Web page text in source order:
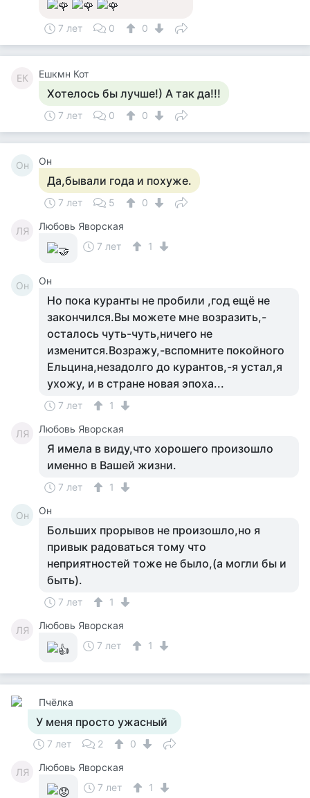
7 лет 0 0
ЕК Ешкмн Кот
Хотелось бы лучше!) А так да!!!
7 лет 0 0
Он Он
Да,бывали года и похуже.
7 лет 5 0
ЛЯ
Любовь Яворская
7 лет
1
Он Он
Но пока куранты не пробили ,год ещё не
закончился.Вы можете мне возразить,-
осталось чуть-чуть,ничего не
изменится.Возражу,-вспомните покойного
Ельцина,незадолго до курантов,-я устал,я
ухожу, и в стране новая эпоха...
7 лет 1
ЛЯ Любовь Яворская
Я имела в виду,что хорошего произошло
именно в Вашей жизни.
7 лет 1
Он Он
Больших прорывов не произошло,но я
привык радоваться тому что
неприятностей тоже не было,(а могли бы и
быть).
7 лет 1
ЛЯ
Любовь Яворская
7 лет
1
Пчёлка
У меня просто ужасный
7 лет 2 0
ЛЯ
Любовь Яворская
7 лет
1